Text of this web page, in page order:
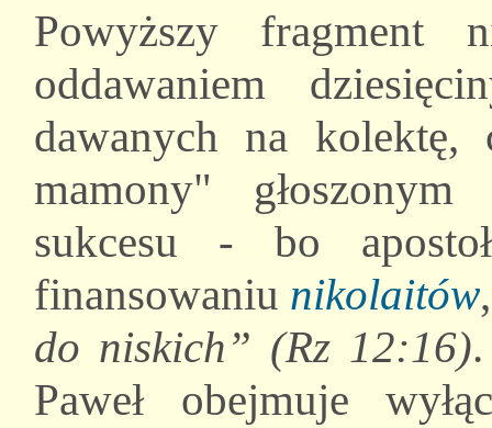
Powyższy fragment
oddawaniem
dawanych na
mamony"
sukcesu - bo
finansowaniu nikolaitów
do niskich” (Rz 12:16)
Paweł obejmuje